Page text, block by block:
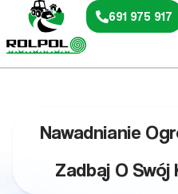
691 975 917
Nawadnianie
Zadbaj O Swój